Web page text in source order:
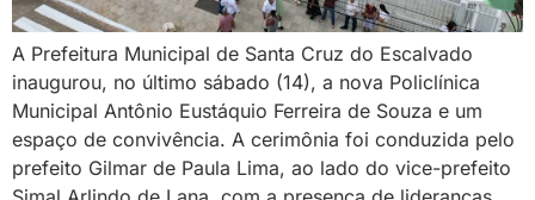
A Prefeitura Municipal de Santa Cruz do Escalvado
inaugurou, no último sábado (14), a nova Policlínica
Municipal Antônio Eustáquio Ferreira de Souza e um
espaço de convivência. A cerimônia foi conduzida pelo
prefeito Gilmar de Paula Lima, ao lado do vice-prefeito